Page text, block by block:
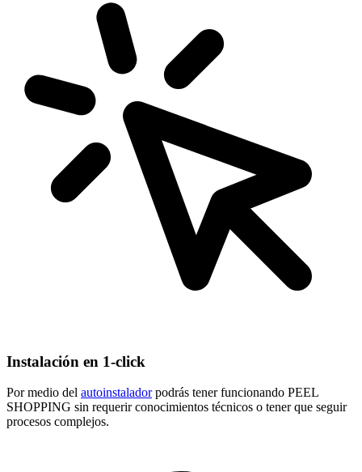
Instalación en 1-click
Por medio del autoinstaladorpodrás tener funcionando PEEL
SHOPPING sin requerir conocimientos técnicos o tener que seguir
procesos complejos.